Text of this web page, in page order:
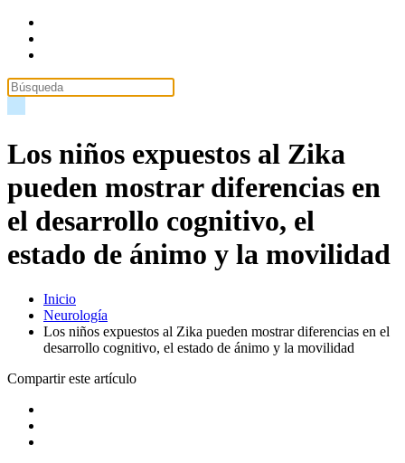
Los niños expuestos al Zika
pueden mostrar diferencias en
el desarrollo cognitivo, el
estado de ánimo y la movilidad
Inicio
Neurología
Los niños expuestos al Zika pueden mostrar diferencias en el
desarrollo cognitivo, el estado de ánimo y la movilidad
Compartir este artículo